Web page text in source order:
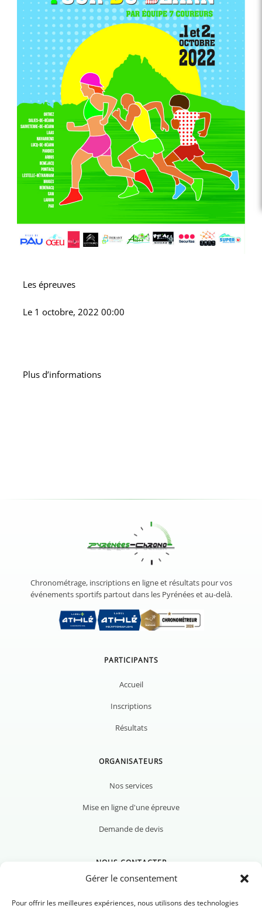
Gérer le consentement
Pour offrir les meilleures expériences, nous utilisons des technologies
Les épreuves
Le 1 octobre, 2022 00:00
Plus d’informations
Chronométrage, inscriptions en ligne et résultats pour vos
événements sportifs partout dans les Pyrénées et au-delà.
PARTICIPANTS
Accueil
Inscriptions
Résultats
ORGANISATEURS
Nos services
Mise en ligne d'une épreuve
Demande de devis
NOUS CONTACTER